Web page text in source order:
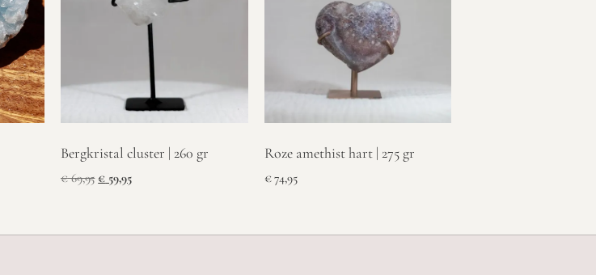
Bergkristal cluster | 260 gr
€69,95 € 59,95
Roze amethist hart | 275 gr
€74,95